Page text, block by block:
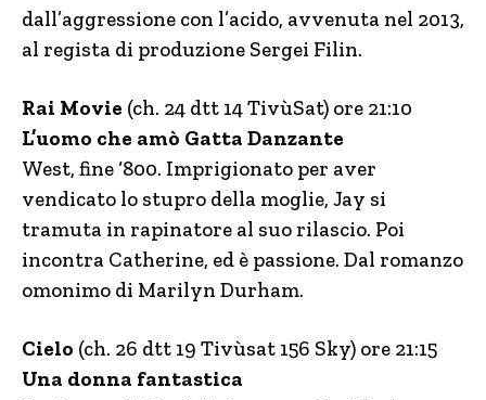
dall’aggressione con l’acido, avvenuta nel 2013,
al regista di produzione Sergei Filin.
Rai Movie (ch. 24 dtt 14 TivùSat) ore 21:10
L’uomo che amò Gatta Danzante
West, fine ‘800. Imprigionato per aver
vendicato lo stupro della moglie, Jay si
tramuta in rapinatore al suo rilascio. Poi
incontra Catherine, ed è passione. Dal romanzo
omonimo di Marilyn Durham.
Cielo (ch. 26 dtt 19 Tivùsat 156 Sky) ore 21:15
Una donna fantastica